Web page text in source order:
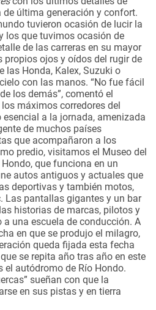
última generación y confort.
tuvieron ocasión de lucir la
los que tuvimos ocasión de
de las carreras en su mayor
ojos y oídos del rugir de
las Honda, Kalex, Suzuki o
con las manos. “No fue fácil
los demás”, comentó el
máximos corredores del
a la jornada, amenizada
de muchos países
que acompañaron a los
predio, visitamos el Museo del
que funciona en un
autos antiguos y actuales que
deportivas y también motos,
Las pantallas gigantes y un bar
historias de marcas, pilotos y
una escuela de conducción. A
en que se produjo el milagro,
queda fijada esta fecha
se repita año tras año en este
el autódromo de Río Hondo.
sueñan con que la
en sus pistas y en tierra